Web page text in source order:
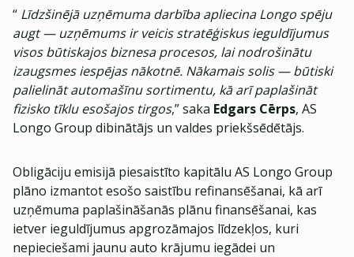
“ Līdzšinējā uzņēmuma darbība apliecina Longo spēju
augt — uzņēmums ir veicis stratēģiskus ieguldījumus
visos būtiskajos biznesa procesos, lai nodrošinātu
izaugsmes iespējas nākotnē. Nākamais solis — būtiski
palielināt automašīnu sortimentu, kā arī paplašināt
fizisko tīklu esošajos tirgos,” saka Edgars Cērps, AS
Longo Group dibinātājs un valdes priekšsēdētājs.
Obligāciju emisijā piesaistīto kapitālu AS Longo Group
plāno izmantot esošo saistību refinansēšanai, kā arī
uzņēmuma paplašināšanās plānu finansēšanai, kas
ietver ieguldījumus apgrozāmajos līdzekļos, kuri
nepieciešami jaunu auto krājumu iegādei un